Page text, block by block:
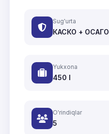
Sug'urta
КАСКО + ОСАГО
Yukxona
450 l
O'rindiqlar
5